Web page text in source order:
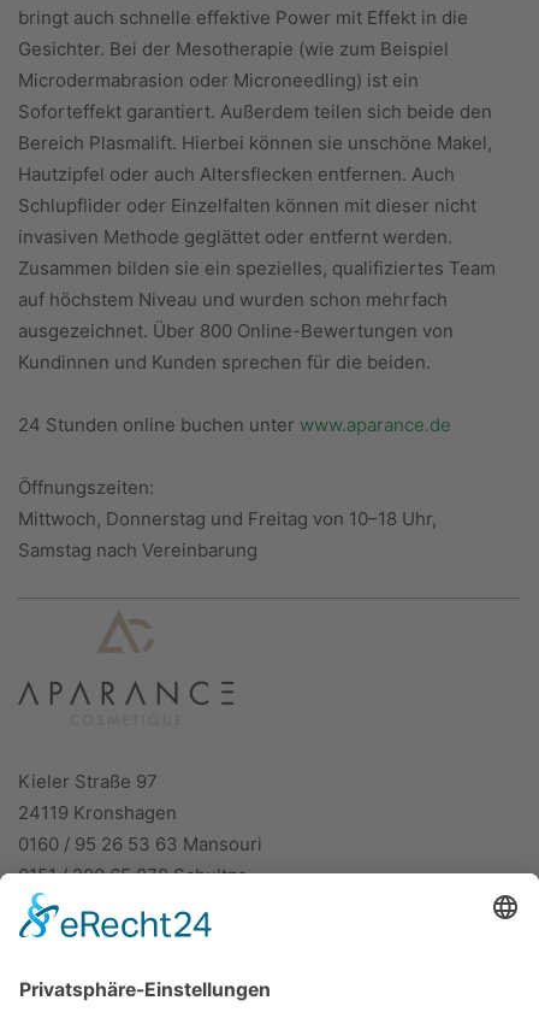
bringt auch schnelle effektive Power mit Effekt in die
Gesichter. Bei der Mesotherapie (wie zum Beispiel
Microdermabrasion oder Microneedling) ist ein
Soforteffekt garantiert. Außerdem teilen sich beide den
Bereich Plasmalift. Hierbei können sie unschöne Makel,
Hautzipfel oder auch Altersflecken entfernen. Auch
Schlupflider oder Einzelfalten können mit dieser nicht
invasiven Methode geglättet oder entfernt werden.
Zusammen bilden sie ein spezielles, qualifiziertes Team
auf höchstem Niveau und wurden schon mehrfach
ausgezeichnet. Über 800 Online-Bewertungen von
Kundinnen und Kunden sprechen für die beiden.
24 Stunden online buchen unter www.aparance.de
Öffnungszeiten:
Mittwoch, Donnerstag und Freitag von 10–18 Uhr,
Samstag nach Vereinbarung
Kieler Straße 97
24119 Kronshagen
0160 / 95 26 53 63 Mansouri
0151 / 200 65 878 Schultze